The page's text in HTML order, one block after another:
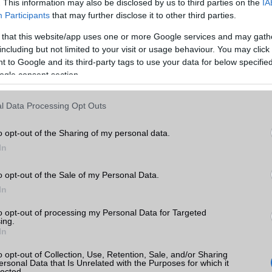
This information may also be disclosed by us to third parties on the
Participants that may further disclose it to other third parties.
that this website/app uses one or more Google services and may
but not limited to your visit or usage behaviour. You may
to Google and its third-party tags to use your data for below
consent section.
Data Processing Opt Outs
opt-out of the Sharing of my personal data.
opt-out of the Sale of my Personal Data.
opt-out of processing my Personal Data for Targeted
opt-out of Collection, Use, Retention, Sale, and/or Sharing
Data that Is Unrelated with the Purposes for which it
ADATCSERE
GPRS Van
EDGE Van
WAP 5HTML
EMS /E-mail
MMS
Bluetooth
Wi-Fi (alap) g/b v6e (ae)
Wi-Fi extra Nincs